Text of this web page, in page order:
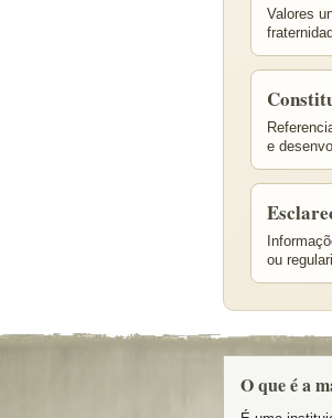
Valores
e
ou
O que é a